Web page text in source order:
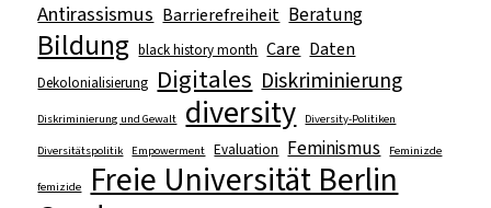
Antirassismus Barrierefreiheit Beratung
Bildung black history month Care Daten
Dekolonialisierung Digitales Diskriminierung
Diskriminierung und Gewalt diversity Diversity-Politiken
Diversitätspolitik Empowerment Evaluation Feminismus Feminizde
femizide Freie Universität Berlin